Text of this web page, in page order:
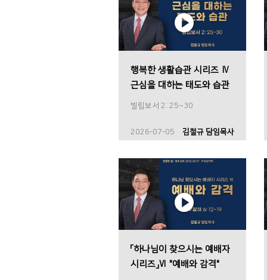
행복한 생활습관 시리즈 Ⅳ
근심을 대하는 태도와 습관
빌립보서 2: 25~30
2026-07-05 김철규 담임목사
「하나님이 찾으시는 예배자
시리즈」Ⅵ "예배와 감격"